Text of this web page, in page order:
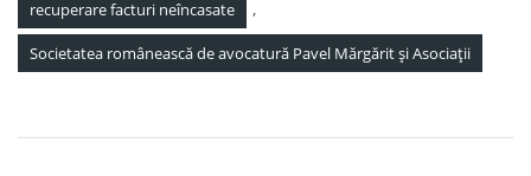
recuperare facturi neîncasate ,
Societatea românească de avocatură Pavel Mărgărit și Asociații